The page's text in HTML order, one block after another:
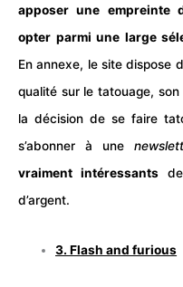
apposer une empreinte
opter parmi une large
En annexe, le site dispose
qualité sur le tatouage,
la décision de se faire
s’abonner à une
vraiment intéressants
d’argent.
3.Flash and furious